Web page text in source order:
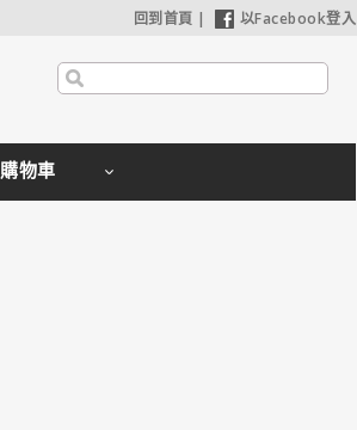
回到首頁 | 以Facebook登入
購物車